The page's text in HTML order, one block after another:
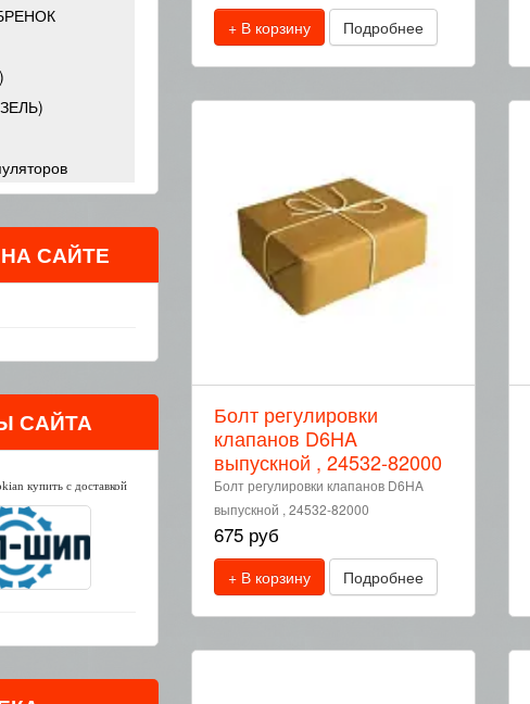
+ В корзину Подробнее
Болт регулировки
клапанов D6HA
выпускной , 24532-82000
Болт регулировки клапанов D6HA
выпускной , 24532-82000
675 руб
+ В корзину Подробнее
САЙТЕ
САЙТА
купить с доставкой